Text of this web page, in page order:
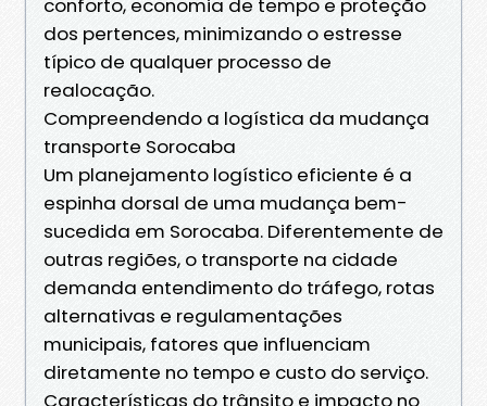
conforto, economia de tempo e proteção
dos pertences, minimizando o estresse
típico de qualquer processo de
realocação.
Compreendendo a logística da mudança
transporte Sorocaba
Um planejamento logístico eficiente é a
espinha dorsal de uma mudança bem-
sucedida em Sorocaba. Diferentemente de
outras regiões, o transporte na cidade
demanda entendimento do tráfego, rotas
alternativas e regulamentações
municipais, fatores que influenciam
diretamente no tempo e custo do serviço.
Características do trânsito e impacto no